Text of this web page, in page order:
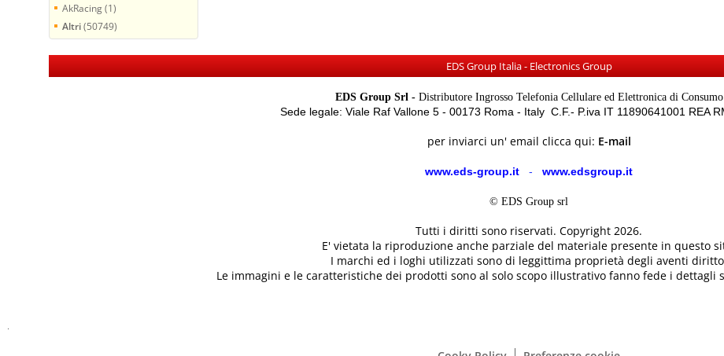
AkRacing (1)
Altri(50749)
EDS Group Italia - Electronics Group
EDS Group Srl -Distributore Ingrosso Telefonia Cellulare ed Elettronica di Consumo
Sede legale: Viale Raf Vallone 5 - 00173 Roma - Italy C.F.- P.iva IT 11890641001 REA
per inviarci un' email clicca qui: E-mail
www.eds-group.it - www.edsgroup.it
© EDS Group srl
Tutti i diritti sono riservati. Copyright 2026.
E' vietata la riproduzione anche parziale del materiale presente in questo
I marchi ed i loghi utilizzati sono di leggittima proprietà degli aventi
Le immagini e le caratteristiche dei prodotti sono al solo scopo illustrativo fanno fede i dettagli